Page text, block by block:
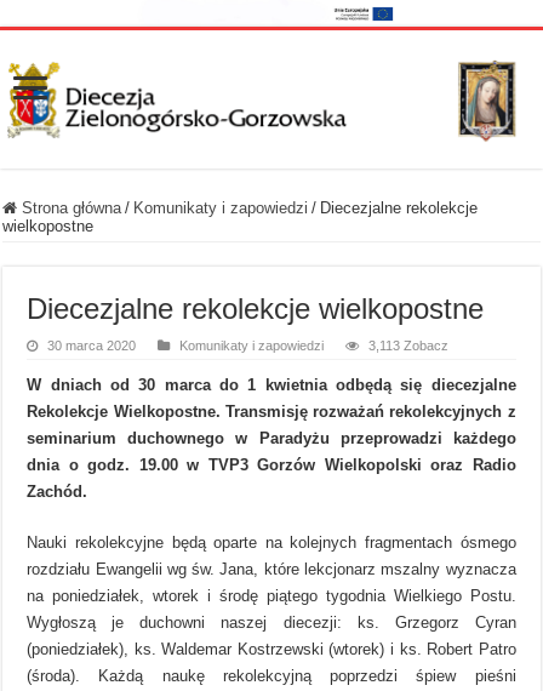
Strona główna / Komunikaty i zapowiedzi / Diecezjalne rekolekcje
wielkopostne
Diecezjalne rekolekcje wielkopostne
30 marca 2020 Komunikaty i zapowiedzi 3,113 Zobacz
W dniach od 30 marca do 1 kwietnia odbędą się diecezjalne
Rekolekcje Wielkopostne. Transmisję rozważań rekolekcyjnych z
seminarium duchownego w Paradyżu przeprowadzi każdego
dnia o godz. 19.00 w TVP3 Gorzów Wielkopolski oraz Radio
Zachód.
Nauki rekolekcyjne będą oparte na kolejnych fragmentach ósmego
rozdziału Ewangelii wg św. Jana, które lekcjonarz mszalny wyznacza
na poniedziałek, wtorek i środę piątego tygodnia Wielkiego Postu.
Wygłoszą je duchowni naszej diecezji: ks. Grzegorz Cyran
(poniedziałek), ks. Waldemar Kostrzewski (wtorek) i ks. Robert Patro
(środa). Każdą naukę rekolekcyjną poprzedzi śpiew pieśni